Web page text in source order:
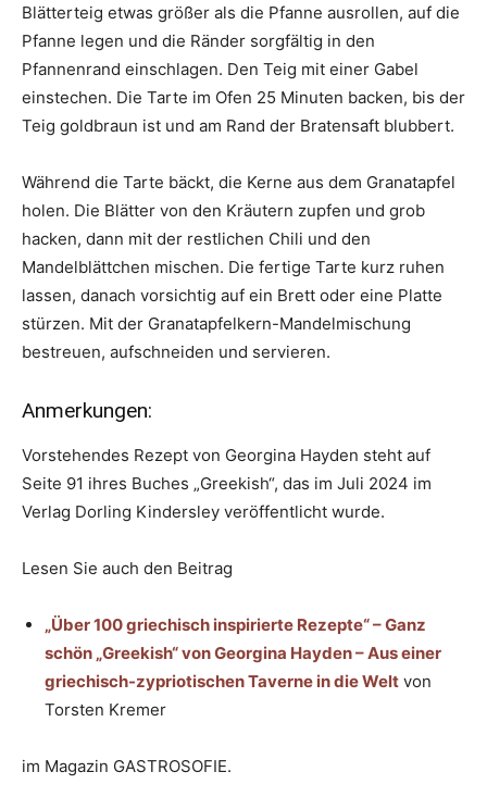
Blätterteig etwas größer als die Pfanne ausrollen, auf die
Pfanne legen und die Ränder sorgfältig in den
Pfannenrand einschlagen. Den Teig mit einer Gabel
einstechen. Die Tarte im Ofen 25 Minuten backen, bis der
Teig goldbraun ist und am Rand der Bratensaft blubbert.
Während die Tarte bäckt, die Kerne aus dem Granatapfel
holen. Die Blätter von den Kräutern zupfen und grob
hacken, dann mit der restlichen Chili und den
Mandelblättchen mischen. Die fertige Tarte kurz ruhen
lassen, danach vorsichtig auf ein Brett oder eine Platte
stürzen. Mit der Granat­apfelkern-Mandelmischung
bestreuen, aufschneiden und servieren.
Anmerkungen:
Vorstehendes Rezept von Georgina Hayden steht auf
Seite 91 ihres Buches „Greekish“, das im Juli 2024 im
Verlag Dorling Kindersley veröffentlicht wurde.
Lesen Sie auch den Beitrag
„Über 100 griechisch inspirierte Rezepte“ – Ganz
schön „Greekish“ von Georgina Hayden – Aus einer
griechisch-zypriotischen Taverne in die Welt von
Torsten Kremer
im Magazin GASTROSOFIE.